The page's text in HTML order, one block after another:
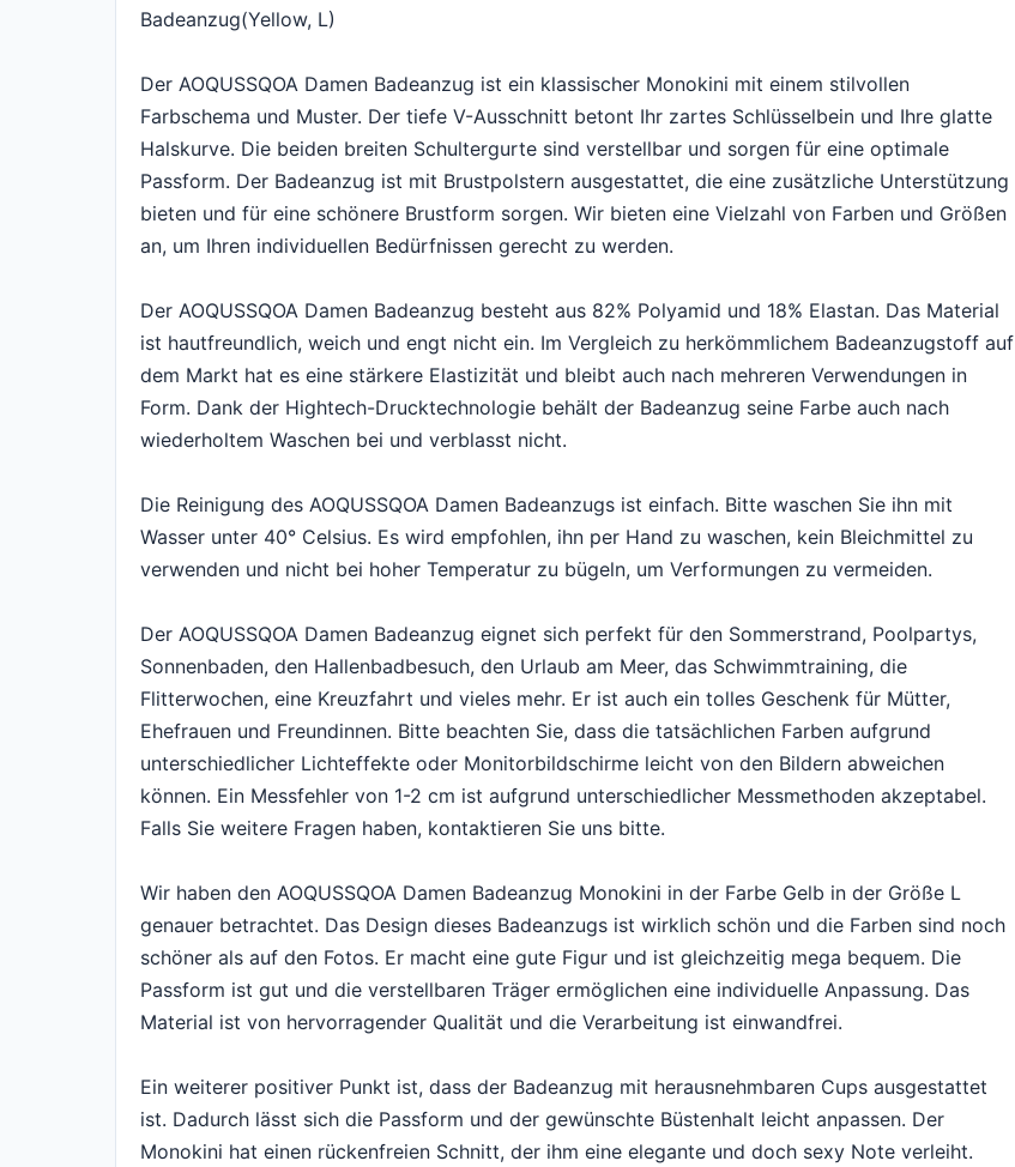
Badeanzug(Yellow, L)
Der AOQUSSQOA Damen Badeanzug ist ein klassischer Monokini mit einem stilvollen
Farbschema und Muster. Der tiefe V-Ausschnitt betont Ihr zartes Schlüsselbein und Ihre glatte
Halskurve. Die beiden breiten Schultergurte sind verstellbar und sorgen für eine optimale
Passform. Der Badeanzug ist mit Brustpolstern ausgestattet, die eine zusätzliche Unterstützung
bieten und für eine schönere Brustform sorgen. Wir bieten eine Vielzahl von Farben und Größen
an, um Ihren individuellen Bedürfnissen gerecht zu werden.
Der AOQUSSQOA Damen Badeanzug besteht aus 82% Polyamid und 18% Elastan. Das Material
ist hautfreundlich, weich und engt nicht ein. Im Vergleich zu herkömmlichem Badeanzugstoff auf
dem Markt hat es eine stärkere Elastizität und bleibt auch nach mehreren Verwendungen in
Form. Dank der Hightech-Drucktechnologie behält der Badeanzug seine Farbe auch nach
wiederholtem Waschen bei und verblasst nicht.
Die Reinigung des AOQUSSQOA Damen Badeanzugs ist einfach. Bitte waschen Sie ihn mit
Wasser unter 40° Celsius. Es wird empfohlen, ihn per Hand zu waschen, kein Bleichmittel zu
verwenden und nicht bei hoher Temperatur zu bügeln, um Verformungen zu vermeiden.
Der AOQUSSQOA Damen Badeanzug eignet sich perfekt für den Sommerstrand, Poolpartys,
Sonnenbaden, den Hallenbadbesuch, den Urlaub am Meer, das Schwimmtraining, die
Flitterwochen, eine Kreuzfahrt und vieles mehr. Er ist auch ein tolles Geschenk für Mütter,
Ehefrauen und Freundinnen. Bitte beachten Sie, dass die tatsächlichen Farben aufgrund
unterschiedlicher Lichteffekte oder Monitorbildschirme leicht von den Bildern abweichen
können. Ein Messfehler von 1-2 cm ist aufgrund unterschiedlicher Messmethoden akzeptabel.
Falls Sie weitere Fragen haben, kontaktieren Sie uns bitte.
Wir haben den AOQUSSQOA Damen Badeanzug Monokini in der Farbe Gelb in der Größe L
genauer betrachtet. Das Design dieses Badeanzugs ist wirklich schön und die Farben sind noch
schöner als auf den Fotos. Er macht eine gute Figur und ist gleichzeitig mega bequem. Die
Passform ist gut und die verstellbaren Träger ermöglichen eine individuelle Anpassung. Das
Material ist von hervorragender Qualität und die Verarbeitung ist einwandfrei.
Ein weiterer positiver Punkt ist, dass der Badeanzug mit herausnehmbaren Cups ausgestattet
ist. Dadurch lässt sich die Passform und der gewünschte Büstenhalt leicht anpassen. Der
Monokini hat einen rückenfreien Schnitt, der ihm eine elegante und doch sexy Note verleiht.